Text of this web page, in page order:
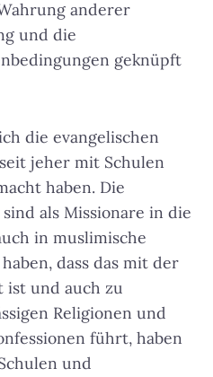
anderer
und die
geknüpft
die evangelischen
jeher mit Schulen
haben. Die
als Missionare in die
in muslimische
dass das mit der
ist und auch zu
Religionen und
führt, haben
und